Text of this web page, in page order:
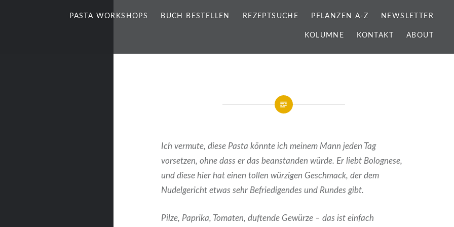
PASTA WORKSHOPS BUCH BESTELLEN REZEPTSUCHE PFLANZEN A-Z NEWSLETTER
KOLUMNE KONTAKT ABOUT
Ich vermute, diese Pasta könnte ich meinem Mann jeden Tag
vorsetzen, ohne dass er das beanstanden würde. Er liebt Bolognese,
und diese hier hat einen tollen würzigen Geschmack, der dem
Nudelgericht etwas sehr Befriedigendes und Rundes gibt.
Pilze, Paprika, Tomaten, duftende Gewürze – das ist einfach